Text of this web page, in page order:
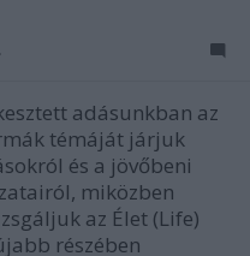
adásunkban az
témáját járjuk
és a jövőbeni
miközben
az Élet (Life)
részében